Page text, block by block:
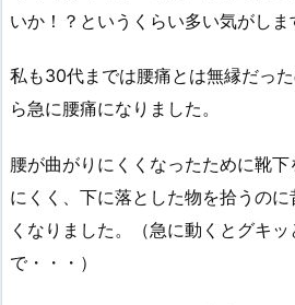
いか！？というくらい多い気がしま
私も30代までは腰痛とは無縁だっ
ら急に腰痛になりました。
腰が曲がりにくくなったために靴
にくく、下に落とした物を拾うの
くなりました。（急に動くとグキ
で・・・）